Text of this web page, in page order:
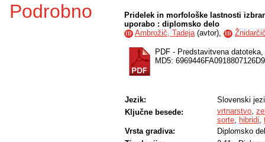
Podrobno
Pridelek in morfološke lastnosti
uporabo : diplomsko delo
ID Ambrožič, Tadeja(avtor), ID
PDF - Predstavitvena datoteka,
MD5:
Jezik:
Slovenski
Ključne besede:
vrtnarstvo,
sorte, hibridi,
Vrsta gradiva:
Diplomsko